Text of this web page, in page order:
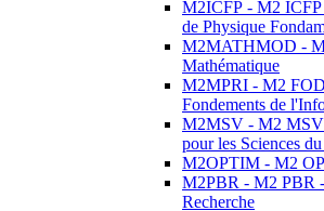
M2ICFP - M2 ICFP
de Physique
M2MATHMOD -
Mathématique
M2MPRI - M2
Fondements de
M2MSV - M2 MSV
pour les Sciences
M2OPTIM - M2
M2PBR - M2 PBR
Recherche